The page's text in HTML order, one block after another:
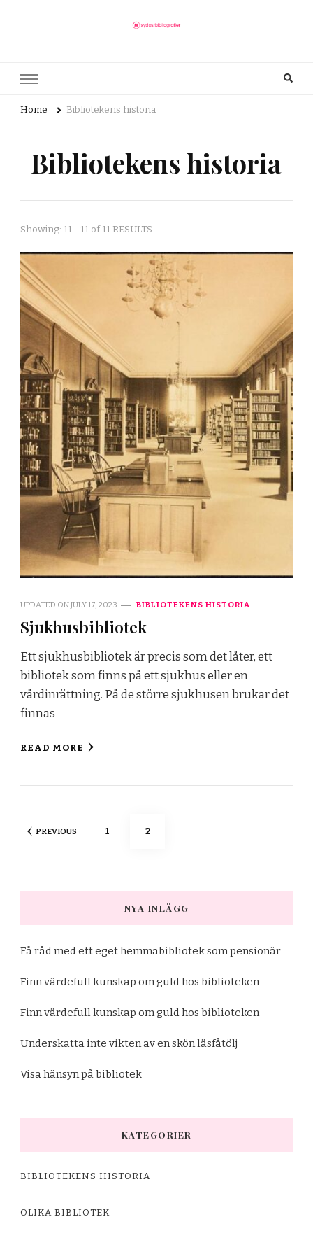
Home Bibliotekens historia
Bibliotekens historia
Showing: 11 - 11 of 11 RESULTS
UPDATED ONJULY 17, 2023 BIBLIOTEKENS HISTORIA
Sjukhusbibliotek
Ett sjukhusbibliotek är precis som det låter, ett
bibliotek som finns på ett sjukhus eller en
vårdinrättning. På de större sjukhusen brukar det
finnas
READ MORE
Posts
PREVIOUS PAGE
1 PAGE
2
NYA INLÄGG
Få råd med ett eget hemmabibliotek som pensionär
Finn värdefull kunskap om guld hos biblioteken
Finn värdefull kunskap om guld hos biblioteken
Underskatta inte vikten av en skön läsfåtölj
Visa hänsyn på bibliotek
KATEGORIER
BIBLIOTEKENS HISTORIA
OLIKA BIBLIOTEK